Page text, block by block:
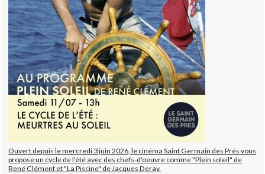
Ouvert depuis le mercredi 3 juin 2026, le cinéma Saint Germain des Prés vous
propose un cycle de l'été avec des chefs-d'oeuvre comme "Plein soleil" de
René Clément et "La Piscine" de Jacques Deray.